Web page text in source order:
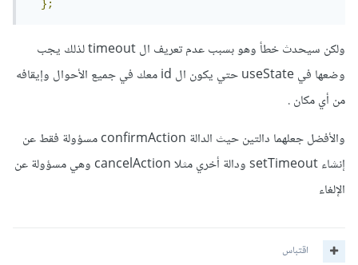
};
ولكن سيحدث خطأ وهو بسبب عدم تعريف ال timeout لذلك يجب
وضعها في useState حتي يكون ال id معك في جميع الأحوال وإيقافه
من أي مكان .
والأفضل جعلهما دالتين حيث الدالة confirmAction مسؤولة فقط عن
إنشاء setTimeout ودالة أخري مثلا cancelAction وهي مسؤولة عن
الإلغاء
اقتباس